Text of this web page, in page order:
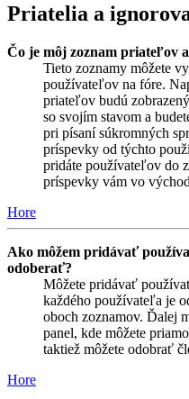
Priatelia a
Čo je môj zoznam priateľov
Tieto zoznamy môžete
používateľov na fóre.
priateľov budú
so svojím stavom a
pri písaní súkromných
príspevky od týchto
pridáte používateľov do
príspevky vám vo
Hore
Ako môžem pridávať
odoberať?
Môžete pridávať
každého používateľa je
oboch zoznamov. Ďalej
panel, kde môžete
taktiež môžete odobrať
Hore